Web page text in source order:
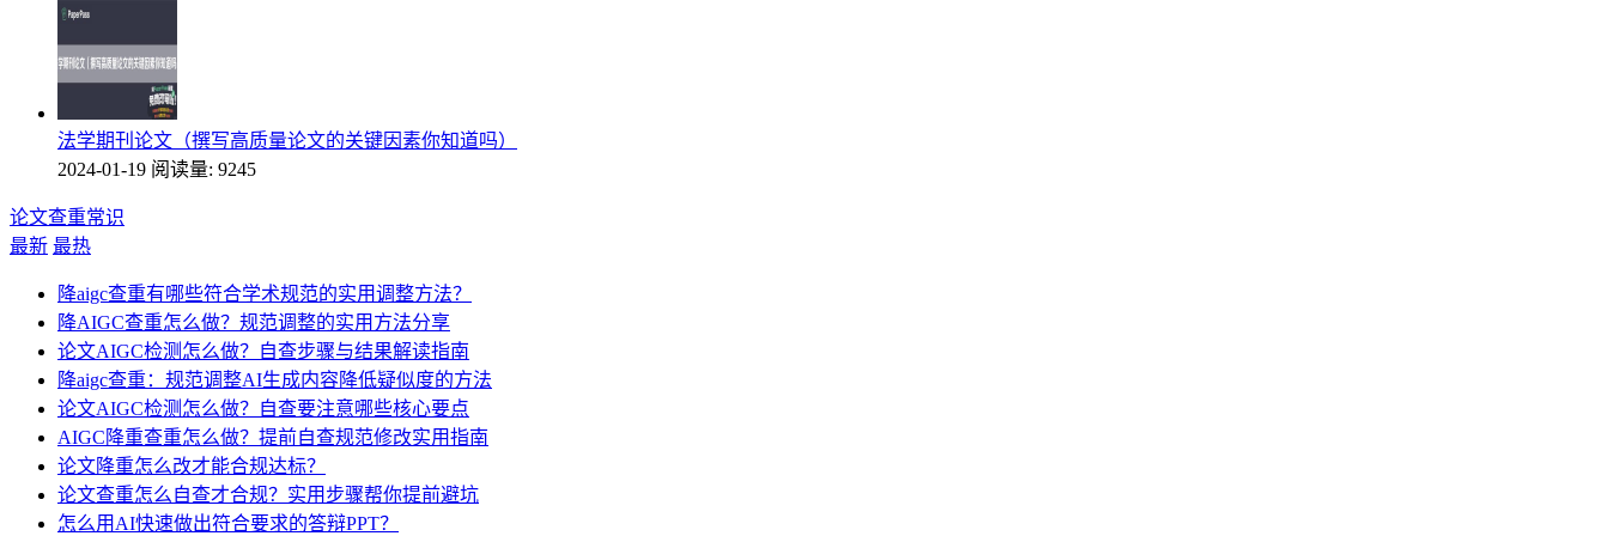
法学期刊论文（撰写高质量论文的关键因素你知道吗）
2024-01-19 阅读量: 9245
论文查重常识
最新 最热
降aigc查重有哪些符合学术规范的实用调整方法？
降AIGC查重怎么做？规范调整的实用方法分享
论文AIGC检测怎么做？自查步骤与结果解读指南
降aigc查重：规范调整AI生成内容降低疑似度的方法
论文AIGC检测怎么做？自查要注意哪些核心要点
AIGC降重查重怎么做？提前自查规范修改实用指南
论文降重怎么改才能合规达标？
论文查重怎么自查才合规？实用步骤帮你提前避坑
怎么用AI快速做出符合要求的答辩PPT？